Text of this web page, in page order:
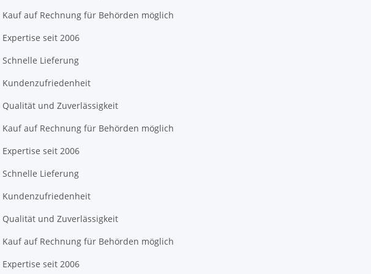
Kauf auf Rechnung für Behörden möglich
Expertise seit 2006
Schnelle Lieferung
Kundenzufriedenheit
Qualität und Zuverlässigkeit
Kauf auf Rechnung für Behörden möglich
Expertise seit 2006
Schnelle Lieferung
Kundenzufriedenheit
Qualität und Zuverlässigkeit
Kauf auf Rechnung für Behörden möglich
Expertise seit 2006